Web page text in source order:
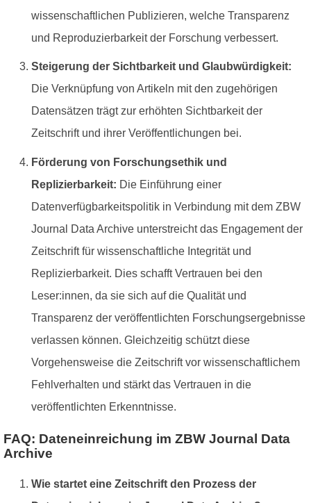
wissenschaftlichen Publizieren, welche Transparenz
und Reproduzierbarkeit der Forschung verbessert.
Steigerung der Sichtbarkeit und Glaubwürdigkeit:
Die Verknüpfung von Artikeln mit den zugehörigen
Datensätzen trägt zur erhöhten Sichtbarkeit der
Zeitschrift und ihrer Veröffentlichungen bei.
Förderung von Forschungsethik und
Replizierbarkeit: Die Einführung einer
Datenverfügbarkeitspolitik in Verbindung mit dem ZBW
Journal Data Archive unterstreicht das Engagement der
Zeitschrift für wissenschaftliche Integrität und
Replizierbarkeit. Dies schafft Vertrauen bei den
Leser:innen, da sie sich auf die Qualität und
Transparenz der veröffentlichten Forschungsergebnisse
verlassen können. Gleichzeitig schützt diese
Vorgehensweise die Zeitschrift vor wissenschaftlichem
Fehlverhalten und stärkt das Vertrauen in die
veröffentlichten Erkenntnisse.
FAQ: Dateneinreichung im ZBW Journal Data
Archive
Wie startet eine Zeitschrift den Prozess der